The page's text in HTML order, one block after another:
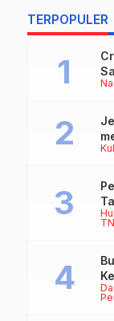
Ekonomi
TERPOPULER